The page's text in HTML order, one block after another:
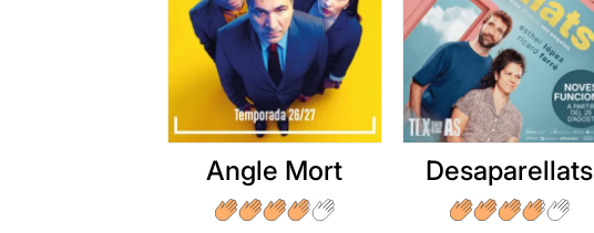
Angle Mort Desaparellats